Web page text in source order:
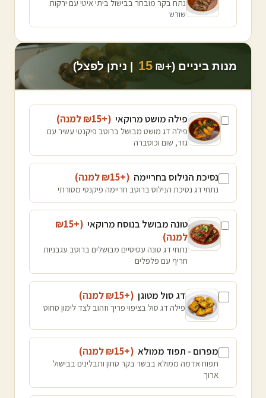
נתח בקר מובחר בבישול ביתי איטי עם ירקות
שורש
מנות ביניים (+₪ 15 | ניתן לפצל)
פילה מושט מרוקאי (+₪
15 למנה)
פילה דג מושט מבושל ברוטב פיקנטי עשיר עם
גזר, שום וכוסברה
נסיכת הנילוס בחריימה (+₪
15 למנה)
נתחי דג נסיכת הנילוס ברוטב חריימה פיקנטי מסורתי
טונה מבושל בנוסח מרוקאי (+₪
15
למנה)
נתחי דג טונה עסיסיים מבושלים ברוטב עגבניות
חריף עם פלפלים
דג סול מטוגן (+₪
15 למנה)
פילה דג סול בציפוי פריך וזהוב לצד לימון סחוט
מפרום - תפוד ממולא (+₪
15 למנה)
תפוח אדמה ממולא בבשר בקר טחון ותבלינים בבישול
ארוך